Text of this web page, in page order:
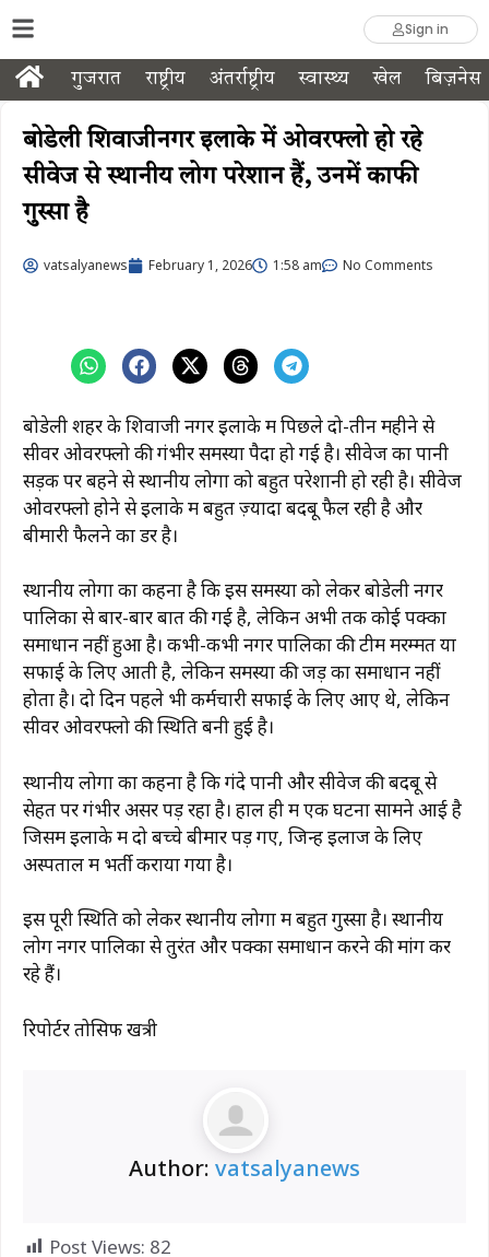
Sign in
गुजरात राष्ट्रीय अंतर्राष्ट्रीय स्वास्थ्य खेल बिज़नेस
बोडेली शिवाजीनगर इलाके में ओवरफ्लो हो रहे
सीवेज से स्थानीय लोग परेशान हैं, उनमें काफी
गुस्सा है
vatsalyanews February 1, 2026 1:58 am No Comments
बोडेली शहर के शिवाजी नगर इलाके में पिछले दो-तीन महीने से
सीवर ओवरफ्लो की गंभीर समस्या पैदा हो गई है। सीवेज का पानी
सड़क पर बहने से स्थानीय लोगों को बहुत परेशानी हो रही है। सीवेज
ओवरफ्लो होने से इलाके में बहुत ज़्यादा बदबू फैल रही है और
बीमारी फैलने का डर है।
स्थानीय लोगों का कहना है कि इस समस्या को लेकर बोडेली नगर
पालिका से बार-बार बात की गई है, लेकिन अभी तक कोई पक्का
समाधान नहीं हुआ है। कभी-कभी नगर पालिका की टीम मरम्मत या
सफाई के लिए आती है, लेकिन समस्या की जड़ का समाधान नहीं
होता है। दो दिन पहले भी कर्मचारी सफाई के लिए आए थे, लेकिन
सीवर ओवरफ्लो की स्थिति बनी हुई है।
स्थानीय लोगों का कहना है कि गंदे पानी और सीवेज की बदबू से
सेहत पर गंभीर असर पड़ रहा है। हाल ही में एक घटना सामने आई है
जिसमें इलाके में दो बच्चे बीमार पड़ गए, जिन्हें इलाज के लिए
अस्पताल में भर्ती कराया गया है।
इस पूरी स्थिति को लेकर स्थानीय लोगों में बहुत गुस्सा है। स्थानीय
लोग नगर पालिका से तुरंत और पक्का समाधान करने की मांग कर
रहे हैं।
रिपोर्टर तोसिफ खत्री
Author: vatsalyanews
Post Views: 82